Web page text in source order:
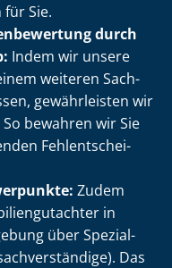
Sie.
durch
Indem wir unsere
weiteren Sach­
gewährleisten wir
bewahren wir Sie
Fehl­ent­schei­
Zudem
in
über Spe­zi­al­
Das